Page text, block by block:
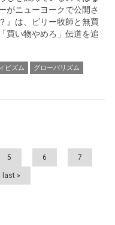
がニューヨークで公開さ
』は、ビリー牧師と無買
買い物やめろ」伝道を追
ビズム グローバリズム
5 6 7
last »